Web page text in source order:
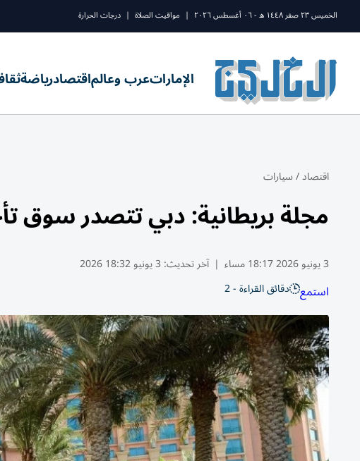
الخميس ٢٣ صفر ١٤٤٨ ه - ٠٦ أغسطس ٢٠٢٦ | مواقيت الصلاة | درجات الحرارة
الإماراتعرب وعالماقتصادرياضة
اقتصاد/سيارات
مجلة بريطانية: دبي تتصدر سوق
3 يونيو 2026 18:17 مساء | آخر تحديث: 3 يونيو 18:32 2026
استمع دقائق القراءة - 2